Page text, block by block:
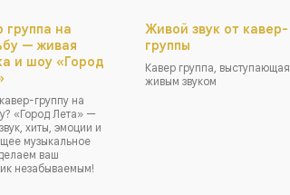
группа на
— живая
и шоу «Город
группу на
«Город Лета» —
хиты, эмоции и
музыкальное
ваш
незабываемым!
Живой звук от кавер-
группы
Кавер группа, выступающая
живым звуком